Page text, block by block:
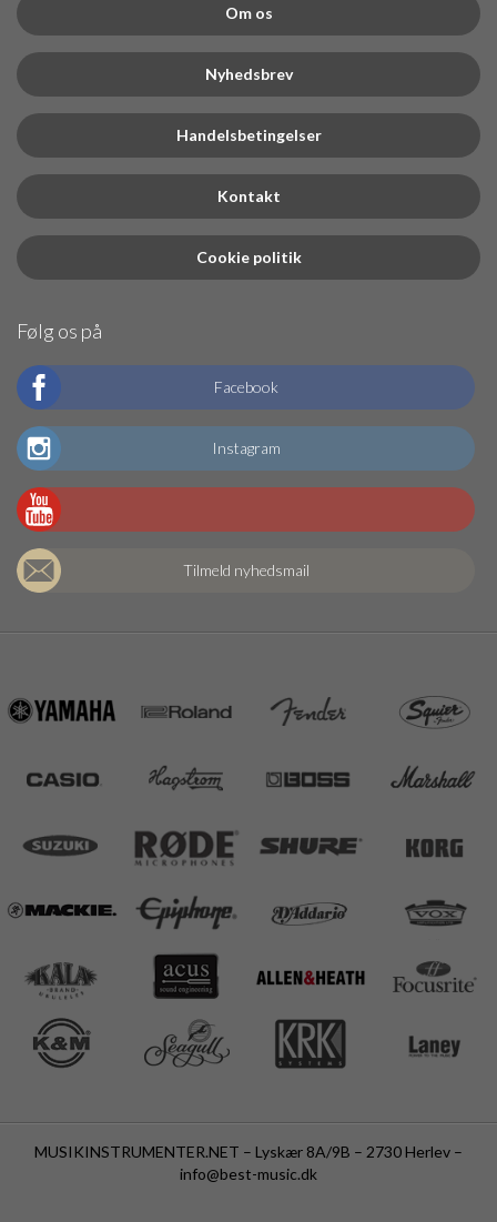
Om os
Nyhedsbrev
Handelsbetingelser
Kontakt
Cookie politik
Følg os på
Facebook
Instagram
Tilmeld nyhedsmail
MUSIKINSTRUMENTER.NET – Lyskær 8A/9B – 2730 Herlev –
info@best-music.dk